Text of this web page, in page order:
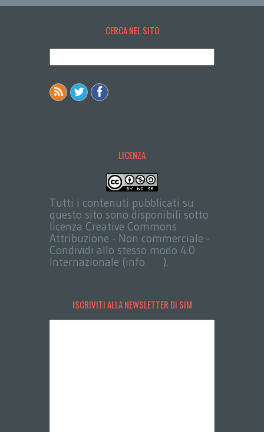
CERCA NEL SITO
LICENZA
Tutti i contenuti pubblicati su
questo sito sono disponibili sotto
licenza Creative Commons
Attribuzione - Non commerciale -
Condividi allo stesso modo 4.0
Internazionale (info
).
ISCRIVITI ALLA NEWSLETTER DI SIM